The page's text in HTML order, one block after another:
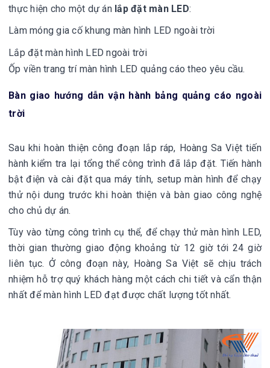
thực hiện cho một dự án lắp đặt màn LED:
Làm móng gia cố khung màn hình LED ngoài trời
Lắp đặt màn hình LED ngoài trời
Ốp viền trang trí màn hình LED quảng cáo theo yêu cầu.
Bàn giao hướng dẫn vận hành bảng quảng cáo ngoài
trời
Sau khi hoàn thiện công đoạn lắp ráp, Hoàng Sa Việt tiến
hành kiểm tra lại tổng thể công trình đã lắp đặt. Tiến hành
bật điện và cài đặt qua máy tính, setup màn hình để chạy
thử nội dung trước khi hoàn thiện và bàn giao công nghệ
cho chủ dự án.
Tùy vào từng công trình cụ thể, để chạy thử màn hình LED,
thời gian thường giao động khoảng từ 12 giờ tới 24 giờ
liên tục. Ở công đoạn này, Hoàng Sa Việt sẽ chịu trách
nhiệm hỗ trợ quý khách hàng một cách chi tiết và cẩn thận
nhất để màn hình LED đạt được chất lượng tốt nhất.